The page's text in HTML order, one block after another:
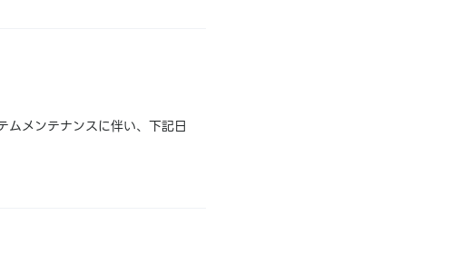
ムメンテナンスに伴い、下記日